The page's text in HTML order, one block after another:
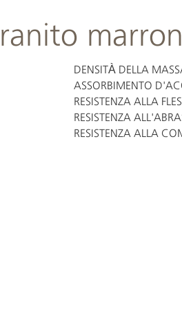
DENSITÀ DELLA
ASSORBIMENTO
RESISTENZA ALLA
RESISTENZA
RESISTENZA ALLA